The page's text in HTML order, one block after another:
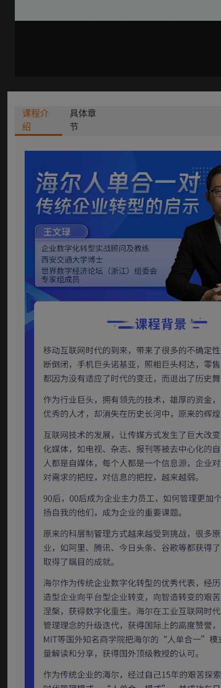
课程介
绍
具体章
节